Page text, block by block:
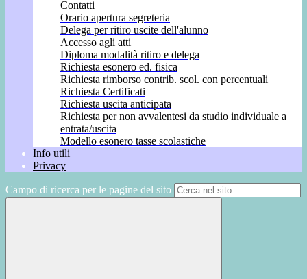
Contatti
Orario apertura segreteria
Delega per ritiro uscite dell'alunno
Accesso agli atti
Diploma modalità ritiro e delega
Richiesta esonero ed. fisica
Richiesta rimborso contrib. scol. con percentuali
Richiesta Certificati
Richiesta uscita anticipata
Richiesta per non avvalentesi da studio individuale a
entrata/uscita
Modello esonero tasse scolastiche
Info utili
Privacy
Campo di ricerca per le pagine del sito